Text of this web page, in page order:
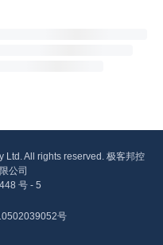
All rights reserved. 极客邦控
公司
号 - 5
号